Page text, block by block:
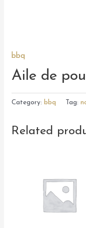
bbq
Aile de
Category: bbq Tag:
Related